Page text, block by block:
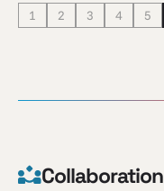
1 2 3 4 5
Collaboration